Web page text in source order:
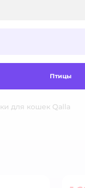
Птицы
для кошек Qalla